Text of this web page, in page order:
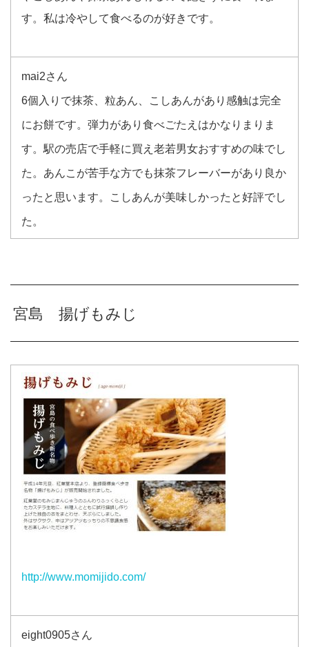
す。私は冷やして食べるのが好きです。
mai2さん
6個入りで抹茶、粒あん、こしあんがあり感触は完全
にお餅です。弾力があり食べごたえはかなりまりま
す。駅の売店で手軽に買え老若男女おすすめの味でし
た。あんこが苦手な方でも抹茶フレーバーがあり良か
ったと思います。こしあんが美味しかったと好評でし
た。
宮島 揚げもみじ
http://www.momijido.com/
eight0905さん